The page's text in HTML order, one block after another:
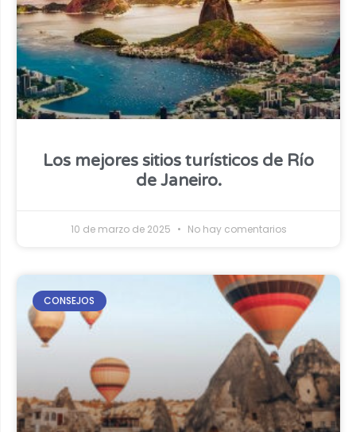
Los mejores sitios turísticos de Río
de Janeiro.
10 de marzo de 2025 No hay comentarios
CONSEJOS